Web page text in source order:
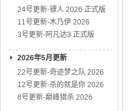
24号更新-镖人 2026 正式版
11号更新-木乃伊 2026
3号更新-阿凡达3 正式版
2026年5月更新
22号更新-奇迹梦之队 2026
12号更新-杀的就是你 2026
8号更新-巅峰猎杀 2026